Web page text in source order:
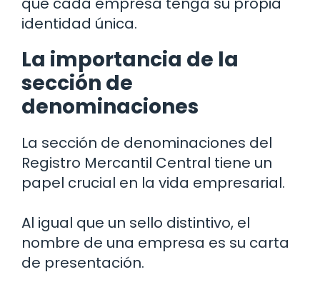
identidad única.
La importancia de la
sección de
denominaciones
La sección de denominaciones del
Registro Mercantil Central tiene un
papel crucial en la vida empresarial.
Al igual que un sello distintivo, el
nombre de una empresa es su carta
de presentación.